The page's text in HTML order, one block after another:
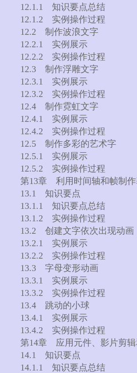
12.1.1 知识要点总结
12.1.2 实例操作过程
12.2 制作波浪文字
12.2.1 实例展示
12.2.2 实例操作过程
12.3 制作浮雕文字
12.3.1 实例展示
12.3.2 实例操作过程
12.4 制作霓虹文字
12.4.1 实例展示
12.4.2 实例操作过程
12.5 制作多彩的艺术字
12.5.1 实例展示
12.5.2 实例操作过程
第13章 利用时间轴和帧制
13.1 知识要点
13.1.1 知识要点总结
13.1.2 实例操作过程
13.2 创建文字依次出现动
13.2.1 实例展示
13.2.2 实例操作过程
13.3 字母变形动画
13.3.1 实例展示
13.3.2 实例操作过程
13.4 跳动的小球
13.4.1 实例展示
13.4.2 实例操作过程
第14章 应用元件、影片剪
14.1 知识要点
14.1.1 知识要点总结